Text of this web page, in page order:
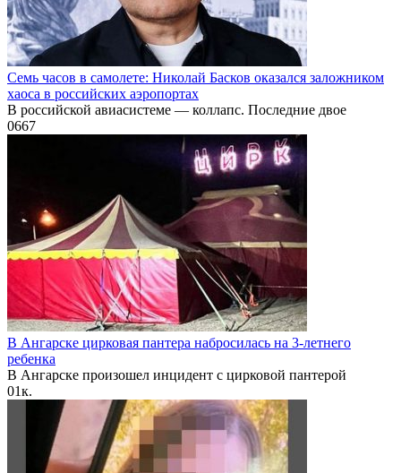
Семь часов в самолете: Николай Басков оказался заложником
хаоса в российских аэропортах
В российской авиасистеме — коллапс. Последние двое
0667
В Ангарске цирковая пантера набросилась на 3-летнего
ребенка
В Ангарске произошел инцидент с цирковой пантерой
01к.